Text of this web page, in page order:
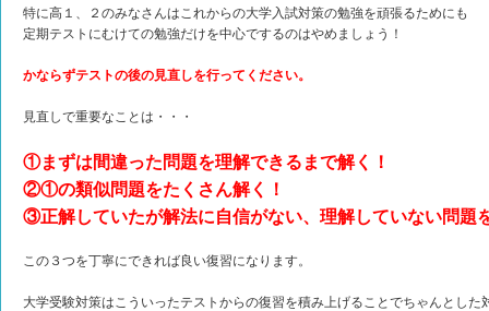
特に高１、２のみなさんはこれからの大学入試対策の勉強を頑張るためにも
定期テストにむけての勉強だけを中心でするのはやめましょう！
かならずテストの後の見直しを行ってください。
見直しで重要なことは・・・
①まずは間違った問題を理解できるまで解く！
②①の類似問題をたくさん解く！
③正解していたが解法に自信がない、理解していない問題
この３つを丁寧にできれば良い復習になります。
大学受験対策はこういったテストからの復習を積み上げることでちゃんとした